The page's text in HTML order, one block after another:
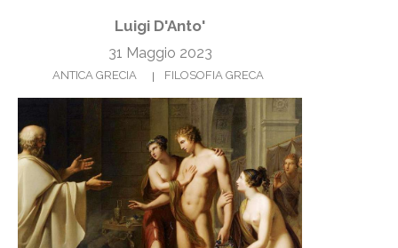
Luigi D'Anto'
31 Maggio 2023
ANTICA GRECIA FILOSOFIA GRECA